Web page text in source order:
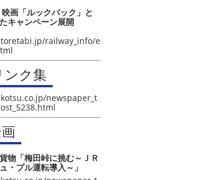
画「ルックバック」と
キャンペーン展開
railway_info/e
ンク集
newspaper_t
物「梅田峠に挑む～ＪＲ
プル運転導入～」